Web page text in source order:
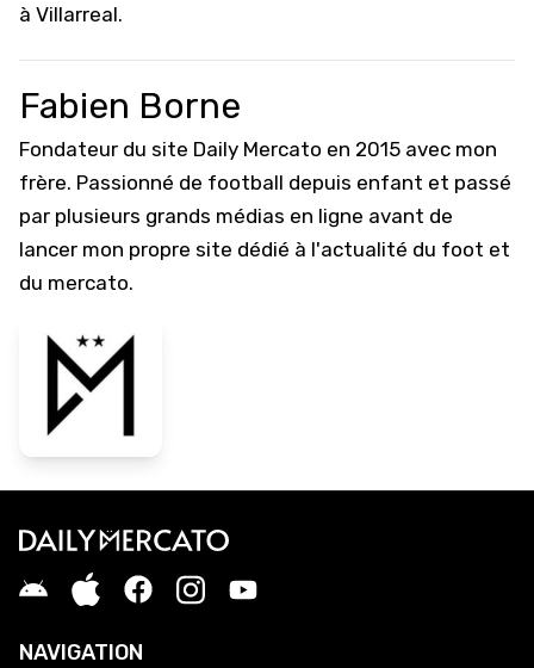
à Villarreal.
Fabien Borne
Fondateur du site Daily Mercato en 2015 avec mon
frère. Passionné de football depuis enfant et passé
par plusieurs grands médias en ligne avant de
lancer mon propre site dédié à l'actualité du foot et
du mercato.
NAVIGATION